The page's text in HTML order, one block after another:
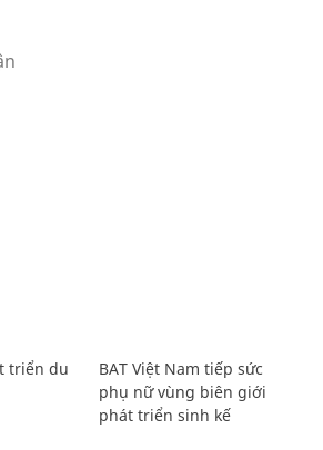
triển du
BAT Việt Nam tiếp sức
phụ nữ vùng biên giới
phát triển sinh kế